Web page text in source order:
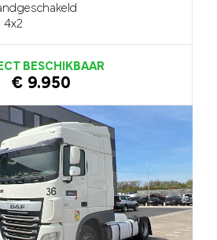
4x2
BESCHIKBAAR
€ 9.950